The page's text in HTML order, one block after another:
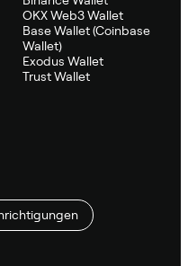
OKX Web3 Wallet
Base Wallet (Coinbase
Wallet)
Exodus Wallet
Trust Wallet